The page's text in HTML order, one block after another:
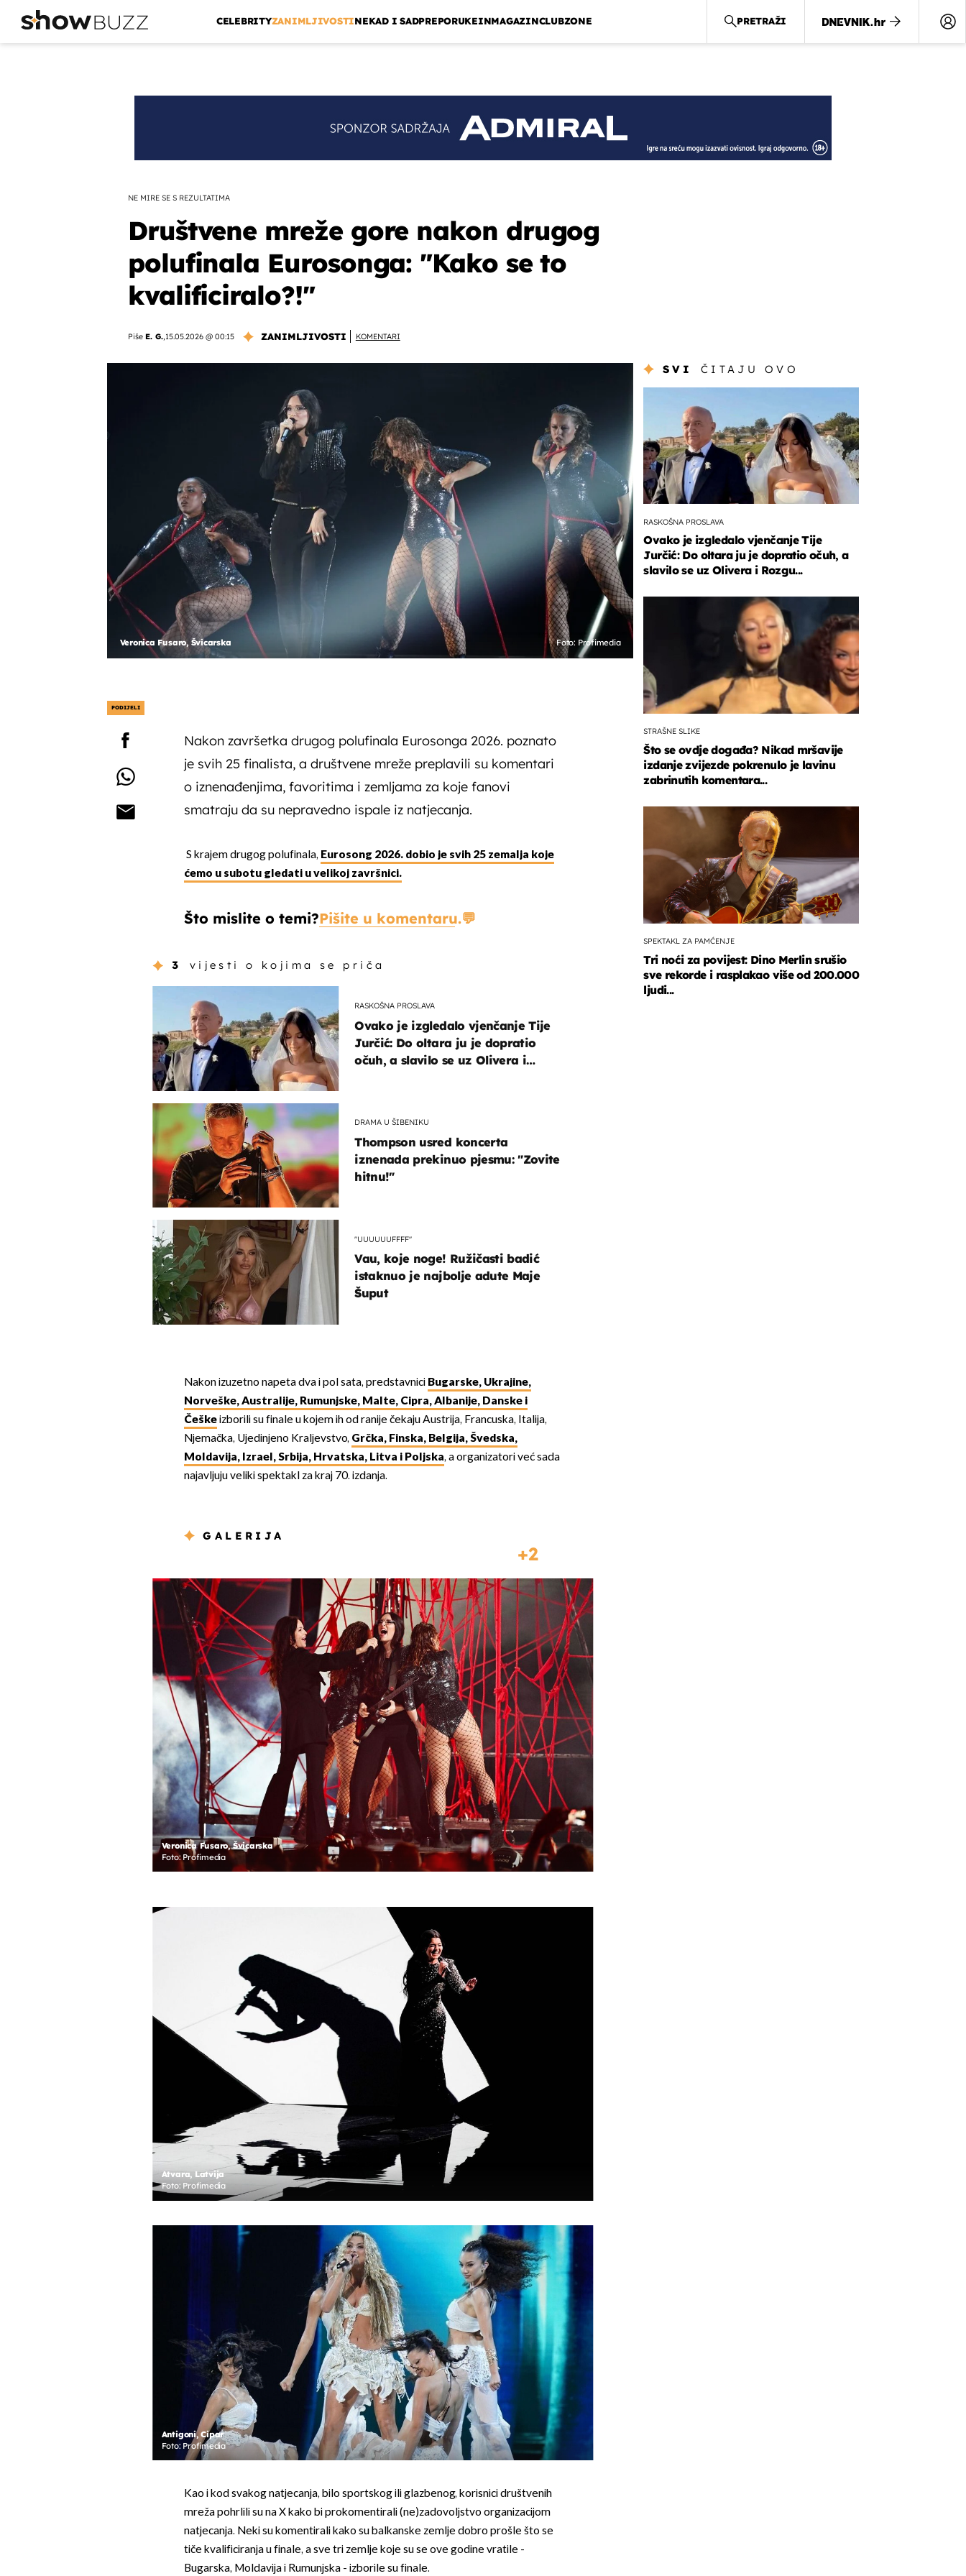
CELEBRITYZANIMLJIVOSTINEKAD I SADPREPORUKEINMAGAZINCLUBZONE PRETRAŽI
NE MIRE SE S REZULTATIMA
Društvene mreže gore nakon drugog
polufinala Eurosonga: "Kako se to
kvalificiralo?!"
Piše E. G.,15.05.2026 @ 00:15 ZANIMLJIVOSTI KOMENTARI
Veronica Fusaro, Švicarska Foto: Profimedia
PODIJELI
Nakon završetka drugog polufinala Eurosonga 2026. poznato
je svih 25 finalista, a društvene mreže preplavili su komentari
o iznenađenjima, favoritima i zemljama za koje fanovi
smatraju da su nepravedno ispale iz natjecanja.
S krajem drugog polufinala, Eurosong 2026. dobio je svih 25 zemalja koje
ćemo u subotu gledati u velikoj završnici.
Što mislite o temi?Pišite u komentaru.
3 vijesti o kojima se priča
RASKOŠNA PROSLAVA
Ovako je izgledalo vjenčanje Tije
Jurčić: Do oltara ju je dopratio
očuh, a slavilo se uz Olivera i
DRAMA U ŠIBENIKU
Thompson usred koncerta
iznenada prekinuo pjesmu: "Zovite
hitnu!"
"UUUUUUFFFF"
Vau, koje noge! Ružičasti badić
istaknuo je najbolje adute Maje
Šuput
Nakon izuzetno napeta dva i pol sata, predstavnici Bugarske, Ukrajine,
Norveške, Australije, Rumunjske, Malte, Cipra, Albanije, Danske i
Češkeizborili su finale u kojem ih od ranije čekaju Austrija, Francuska, Italija,
Njemačka, Ujedinjeno Kraljevstvo, Grčka, Finska, Belgija, Švedska,
Moldavija, Izrael, Srbija, Hrvatska, Litva i Poljska, a organizatori već sada
najavljuju veliki spektakl za kraj 70. izdanja.
GALERIJA
2
Veronica Fusaro, Švicarska
Foto: Profimedia
Atvara, Latvija
Foto: Profimedia
Antigoni, Cipar
Foto: Profimedia
Kao i kod svakog natjecanja, bilo sportskog ili glazbenog, korisnici društvenih
mreža pohrlili su na X kako bi prokomentirali (ne)zadovoljstvo organizacijom
natjecanja. Neki su komentirali kako su balkanske zemlje dobro prošle što se
tiče kvalificiranja u finale, a sve tri zemlje koje su se ove godine vratile -
Bugarska, Moldavija i Rumunjska - izborile su finale.
SVI ČITAJU OVO
RASKOŠNA PROSLAVA
Ovako je izgledalo vjenčanje Tije
Jurčić: Do oltara ju je dopratio očuh, a
slavilo se uz Olivera i Rozgu...
STRAŠNE SLIKE
Što se ovdje događa? Nikad mršavije
izdanje zvijezde pokrenulo je lavinu
zabrinutih komentara...
SPEKTAKL ZA PAMĆENJE
Tri noći za povijest: Dino Merlin srušio
sve rekorde i rasplakao više od 200.000
ljudi...
OMOGUĆI OBAVIJESTI